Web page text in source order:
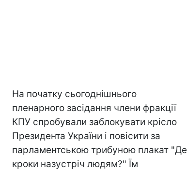
На початку сьогоднішнього
пленарного засідання члени фракції
КПУ спробували заблокувати крісло
Президента України і повісити за
парламентською трибуною плакат "Де
кроки назустріч людям?" Їм